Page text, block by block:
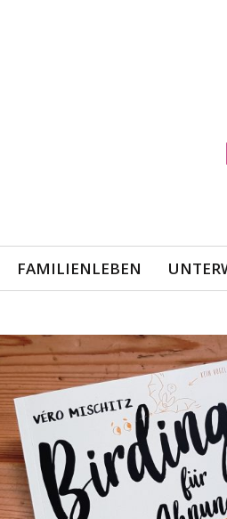
FAMILIENLEBEN